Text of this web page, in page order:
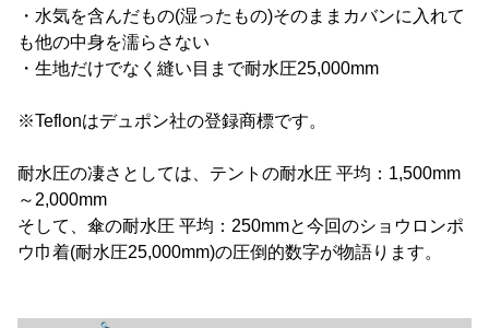
・水気を含んだもの(湿ったもの)そのままカバンに入れて
も他の中身を濡らさない
・生地だけでなく縫い目まで耐水圧25,000mm
※Teflonはデュポン社の登録商標です。
耐水圧の凄さとしては、テントの耐水圧 平均：1,500mm
～2,000mm
そして、傘の耐水圧 平均：250mmと今回のショウロンポ
ウ巾着(耐水圧25,000mm)の圧倒的数字が物語ります。